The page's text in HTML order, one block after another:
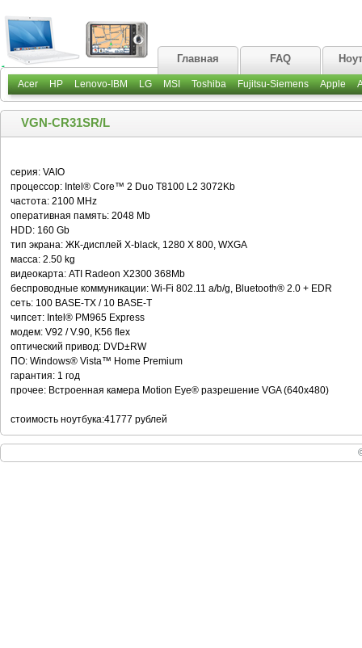
Главная FAQ
Acer HP Lenovo-IBM LG MSI Toshiba Fujitsu-Siemens Apple
VGN-CR31SR/L
серия: VAIO
процессор: Intel® Core™ 2 Duo T8100 L2 3072Kb
частота: 2100 MHz
оперативная память: 2048 Mb
HDD: 160 Gb
тип экрана: ЖК-дисплей X-black, 1280 X 800, WXGA
масса: 2.50 kg
видеокарта: ATI Radeon X2300 368Mb
беспроводные коммуникации: Wi-Fi 802.11 a/b/g, Bluetooth® 2.0 + EDR
сеть: 100 BASE-TX / 10 BASE-T
чипсет: Intel® PM965 Express
модем: V92 / V.90, K56 flex
оптический привод: DVD±RW
ПО: Windows® Vista™ Home Premium
гарантия: 1 год
прочее: Встроенная камера Motion Eye® разрешение VGA (640x480)
стоимость ноутбука:41777 рублей